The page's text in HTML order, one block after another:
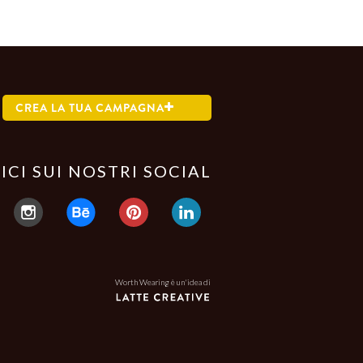
CREA LA TUA CAMPAGNA
SUI NOSTRI SOCIAL
Worth Wearing è un'idea di